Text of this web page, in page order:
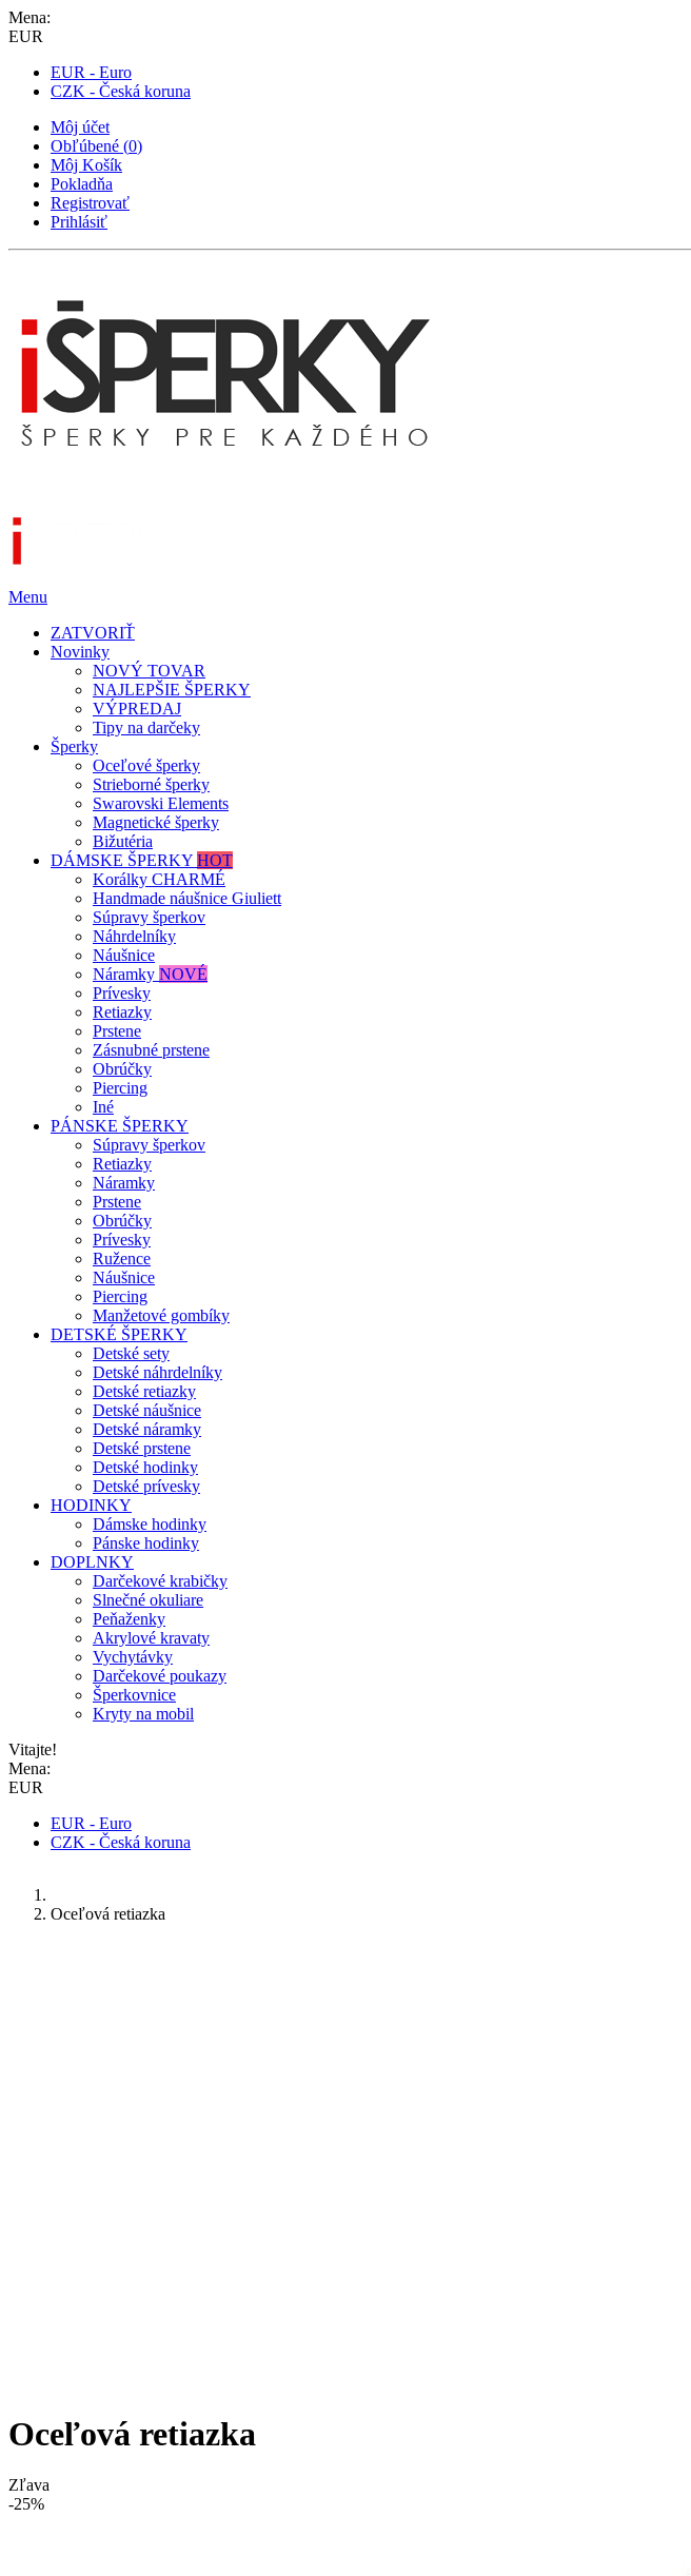
Mena:
EUR
EUR - Euro
CZK - Česká koruna
Môj účet
Obľúbené (0)
Môj Košík
Pokladňa
Registrovať
Prihlásiť
Menu
ZATVORIŤ
Novinky
NOVÝ TOVAR
NAJLEPŠIE ŠPERKY
VÝPREDAJ
Tipy na darčeky
Šperky
Oceľové šperky
Strieborné šperky
Swarovski Elements
Magnetické šperky
Bižutéria
DÁMSKE ŠPERKY HOT
Korálky CHARMÉ
Handmade náušnice Giuliett
Súpravy šperkov
Náhrdelníky
Náušnice
Náramky NOVÉ
Prívesky
Retiazky
Prstene
Zásnubné prstene
Obrúčky
Piercing
Iné
PÁNSKE ŠPERKY
Súpravy šperkov
Retiazky
Náramky
Prstene
Obrúčky
Prívesky
Ružence
Náušnice
Piercing
Manžetové gombíky
DETSKÉ ŠPERKY
Detské sety
Detské náhrdelníky
Detské retiazky
Detské náušnice
Detské náramky
Detské prstene
Detské hodinky
Detské prívesky
HODINKY
Dámske hodinky
Pánske hodinky
DOPLNKY
Darčekové krabičky
Slnečné okuliare
Peňaženky
Akrylové kravaty
Vychytávky
Darčekové poukazy
Šperkovnice
Kryty na mobil
Vitajte!
Mena:
EUR
EUR - Euro
CZK - Česká koruna
Oceľová retiazka
Oceľová retiazka
Zľava
-25%